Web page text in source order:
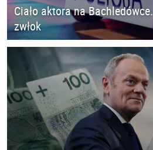
Ciało aktora na
zwłok